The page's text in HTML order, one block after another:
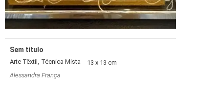
Sem título
Arte Têxtil , Técnica Mista - 13 x 13 cm
Alessandra França